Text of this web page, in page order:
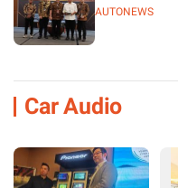
AUTONEWS
Car Audio